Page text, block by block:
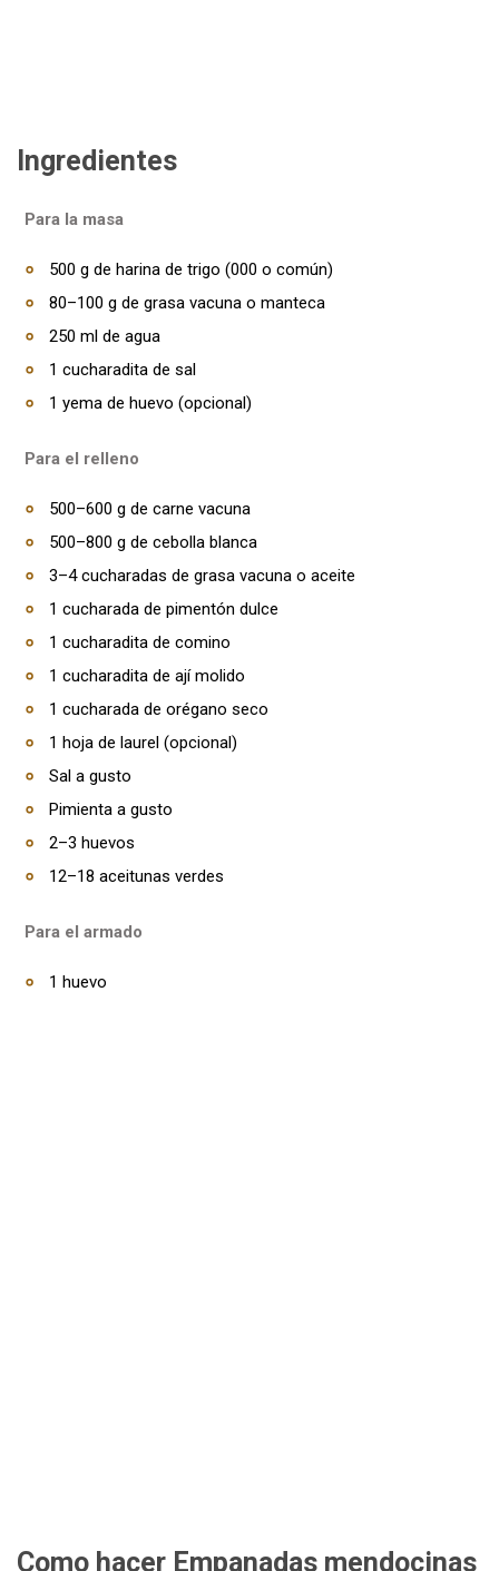
Ingredientes
Para la masa
500 g de harina de trigo (000 o común)
80–100 g de grasa vacuna o manteca
250 ml de agua
1 cucharadita de sal
1 yema de huevo (opcional)
Para el relleno
500–600 g de carne vacuna
500–800 g de cebolla blanca
3–4 cucharadas de grasa vacuna o aceite
1 cucharada de pimentón dulce
1 cucharadita de comino
1 cucharadita de ají molido
1 cucharada de orégano seco
1 hoja de laurel (opcional)
Sal a gusto
Pimienta a gusto
2–3 huevos
12–18 aceitunas verdes
Para el armado
1 huevo
Como hacer Empanadas mendocinas